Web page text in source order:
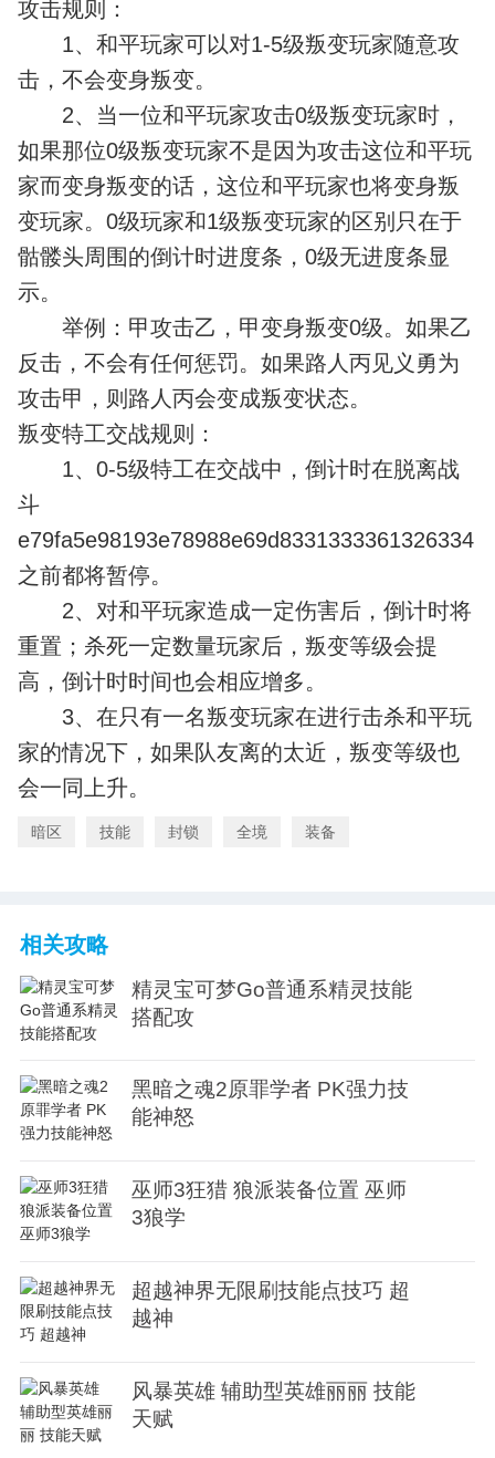
攻击规则：
1、和平玩家可以对1-5级叛变玩家随意攻
击，不会变身叛变。
2、当一位和平玩家攻击0级叛变玩家时，
如果那位0级叛变玩家不是因为攻击这位和平玩
家而变身叛变的话，这位和平玩家也将变身叛
变玩家。0级玩家和1级叛变玩家的区别只在于
骷髅头周围的倒计时进度条，0级无进度条显
示。
举例：甲攻击乙，甲变身叛变0级。如果乙
反击，不会有任何惩罚。如果路人丙见义勇为
攻击甲，则路人丙会变成叛变状态。
叛变特工交战规则：
1、0-5级特工在交战中，倒计时在脱离战
斗
e79fa5e98193e78988e69d8331333361326334
之前都将暂停。
2、对和平玩家造成一定伤害后，倒计时将
重置；杀死一定数量玩家后，叛变等级会提
高，倒计时时间也会相应增多。
3、在只有一名叛变玩家在进行击杀和平玩
家的情况下，如果队友离的太近，叛变等级也
会一同上升。
暗区 技能 封锁 全境 装备
相关攻略
精灵宝可梦Go普通系精灵技能
搭配攻
黑暗之魂2原罪学者 PK强力技
能神怒
巫师3狂猎 狼派装备位置 巫师
3狼学
超越神界无限刷技能点技巧 超
越神
风暴英雄 辅助型英雄丽丽 技能
天赋